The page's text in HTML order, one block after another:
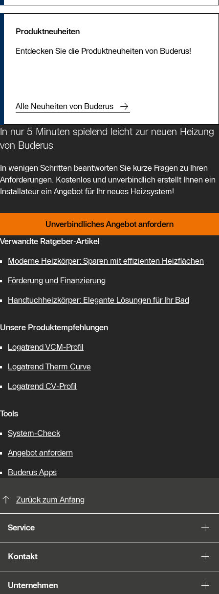
Produktneuheiten
Entdecken Sie die Produktneuheiten von Buderus!
Alle Neuheiten von Buderus
In nur 5 Minuten spielend leicht zur neuen Heizung
von Buderus
In wenigen Schritten beantworten Sie kurze Fragen zu Ihren
Anforderungen. Kostenlos und unverbindlich erstellt Ihnen ein
Installateur ein Angebot für Ihr neues Heizsystem!
Unverbindliches Angebot anfordern
Verwandte Ratgeber-Artikel
Moderne Heizkörper: Sparen mit effizienten Heizflächen
Förderung und Finanzierung
Handtuchheizkörper: Elegante Lösungen für Ihr Bad
Unsere Produktempfehlungen
Logatrend VCM-Profil
Logatrend Therm Curve
Logatrend CV-Profil
Tools
System-Check
Angebot anfordern
Buderus Apps
Zurück zum Anfang
Service
Kontakt
Unternehmen